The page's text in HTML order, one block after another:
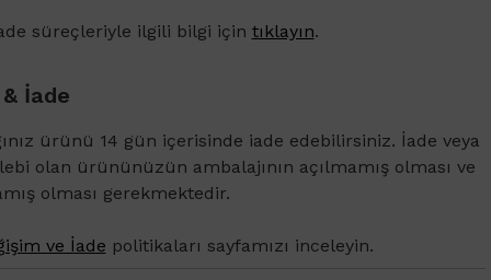
1500 TL ve üzeri alışverişlerinizde Vichy Dercos
Karşıtı Bakım Şampuanı 6ml
süreçleriyle ilgili bilgi için tıklayın.
İade
ürünü 14 gün içerisinde iade edebilirsiniz. İade veya
olan ürününüzün ambalajının açılmamış olması ve
olması gerekmektedir.
ve İade politikaları sayfamızı inceleyin.